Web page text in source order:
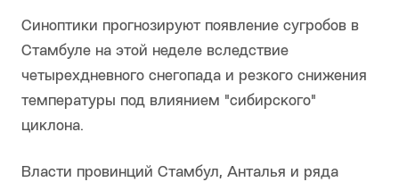
Синоптики прогнозируют появление сугробов в
Стамбуле на этой неделе вследствие
четырехдневного снегопада и резкого снижения
температуры под влиянием "сибирского"
циклона.
Власти провинций Стамбул, Анталья и ряда